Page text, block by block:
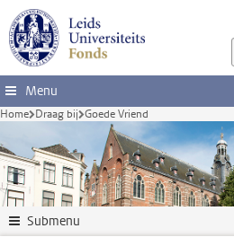
Ga direct naar de inhoud
Menu
Home Draag bij Goede Vriend
Submenu